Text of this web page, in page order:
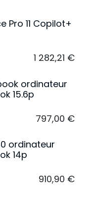
Pro 11 Copilot+
1 282,21 €
ordinateur
15.6p
797,00 €
ordinateur
14p
910,90 €